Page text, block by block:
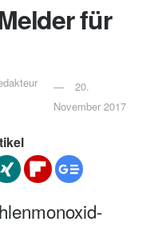
für
20.
November 2017